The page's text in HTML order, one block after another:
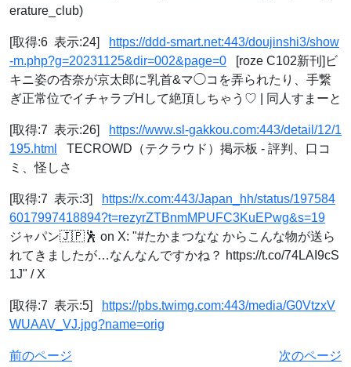
erature_club)
[取得:6 表示:24]
https://ddd-smart.net:443/doujinshi3/show
-m.php?g=20231125&dir=002&page=0 [roze C102新刊]ビ
キニ姿の杏奈が京太郎に乳首&マ◯コを弄られたり、手繋
ぎ正常位でイチャラブHして絶頂しちゃう♡ | 同人すまーと
[取得:7 表示:26]
https://www.sl-gakkou.com:443/detail/12/1
195.html
TECROWD（テクラウド）掲示板 - 評判、口コ
ミ、怪しさ
[取得:7 表示:3]
https://x.com:443/Japan_hh/status/197584
6017997418894?t=rezyrZTBnmMPUFC3KuEPwg&s=19
ジャパン🇯🇵🕺 on X: "#たかまつなな からこんな物が送ら
れてきましたが…なんなんですかね？ https://t.co/74LAI9cS
1J" / X
[取得:7 表示:5]
https://pbs.twimg.com:443/media/G0VtzxV
WUAAV_VJ.jpg?name=orig
前のページ 次のページ